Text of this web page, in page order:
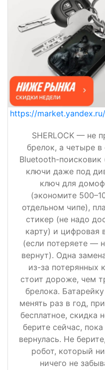
https://
SHERLOCK — не
брелок, а четыре
Bluetooth-поисковик
ключи даже под
ключ для
(экономите
отдельном чипе),
стикер (не надо
карту) и цифровая
(если потеряете —
вернут). Одна
из-за потерянных
стоит дороже, чем
брелока.
менять раз в год,
бесплатное, скидка
берите сейчас,
вернулась. Не
робот, который
ничего не